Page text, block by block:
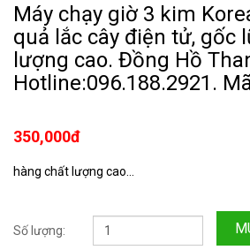
Máy chạy giờ 3 kim
quả lắc cây điện tử, gốc
lượng cao. Đồng Hồ
Hotline:096.188.2921.
350,000đ
hàng chất lượng cao...
Số lượng: